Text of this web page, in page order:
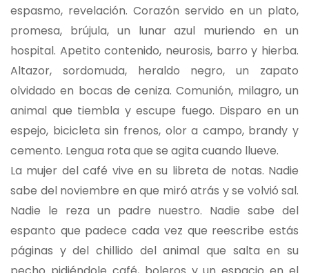
espasmo, revelación. Corazón servido en un plato,
promesa, brújula, un lunar azul muriendo en un
hospital. Apetito contenido, neurosis, barro y hierba.
Altazor, sordomuda, heraldo negro, un zapato
olvidado en bocas de ceniza. Comunión, milagro, un
animal que tiembla y escupe fuego. Disparo en un
espejo, bicicleta sin frenos, olor a campo, brandy y
cemento. Lengua rota que se agita cuando llueve.
La mujer del café vive en su libreta de notas. Nadie
sabe del noviembre en que miró atrás y se volvió sal.
Nadie le reza un padre nuestro. Nadie sabe del
espanto que padece cada vez que reescribe estás
páginas y del chillido del animal que salta en su